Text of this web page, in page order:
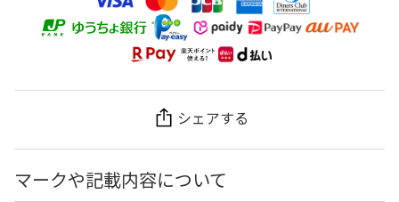
シェアする
マークや記載内容について